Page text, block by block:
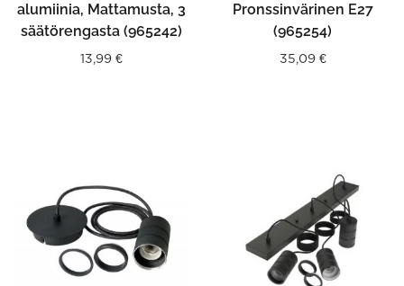
alumiinia, Mattamusta, 3
säätörengasta (965242)
13,99 €
Pronssinvärinen E27
(965254)
35,09 €